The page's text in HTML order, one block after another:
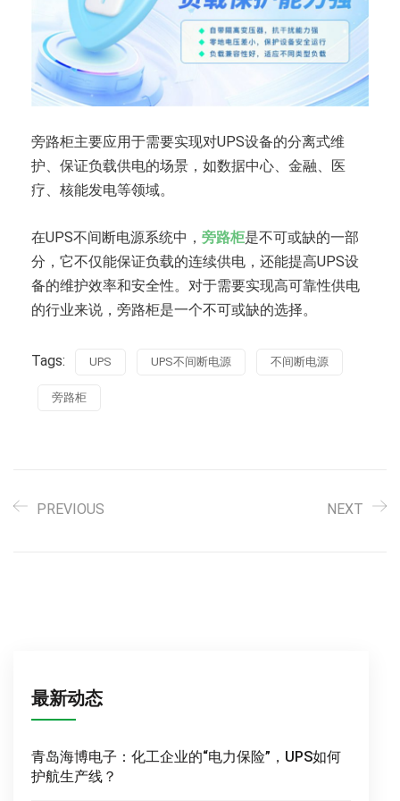
旁路柜主要应用于需要实现对UPS设备的分离式维
护、保证负载供电的场景，如数据中心、金融、医
疗、核能发电等领域。
在UPS不间断电源系统中， 旁路柜是不可或缺的一部
分，它不仅能保证负载的连续供电，还能提高UPS设
备的维护效率和安全性。对于需要实现高可靠性供电
的行业来说，旁路柜是一个不可或缺的选择。
Tags: UPS UPS不间断电源 不间断电源
旁路柜
PREVIOUS NEXT
最新动态
青岛海博电子：化工企业的“电力保险”，UPS如何
护航生产线？